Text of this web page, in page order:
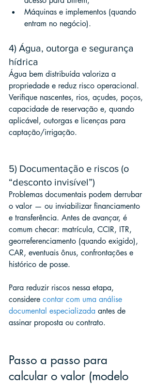
Máquinas e implementos (quando
entram no negócio).
4) Água, outorga e segurança
hídrica
Água bem distribuída valoriza a
propriedade e reduz risco operacional.
Verifique nascentes, rios, açudes, poços,
capacidade de reservação e, quando
aplicável, outorgas e licenças para
captação/irrigação.
5) Documentação e riscos (o
“desconto invisível”)
Problemas documentais podem derrubar
o valor — ou inviabilizar financiamento
e transferência. Antes de avançar, é
comum checar: matrícula, CCIR, ITR,
georreferenciamento (quando exigido),
CAR, eventuais ônus, confrontações e
histórico de posse.
Para reduzir riscos nessa etapa,
considere contar com uma análise
documental especializada antes de
assinar proposta ou contrato.
Passo a passo para
calcular o valor (modelo